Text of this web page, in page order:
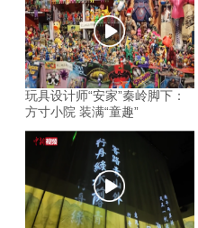
玩具设计师“安家”秦岭脚下：
方寸小院 装满“童趣”